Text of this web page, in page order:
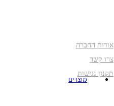
מוצרים
אודות החברה
צרו קשר
תקנון נגישות